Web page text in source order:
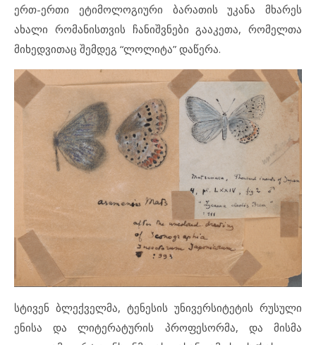
ერთ-ერთი ეტიმოლოგიური ბარათის უკანა მხარეს
ახალი რომანისთვის ჩანიშვნები გააკეთა, რომელთა
მიხედვითაც შემდეგ “ლოლიტა” დაწერა.
სტივენ ბლექველმა, ტენესის უნივერსიტეტის რუსული
ენისა და ლიტერატურის პროფესორმა, და მისმა